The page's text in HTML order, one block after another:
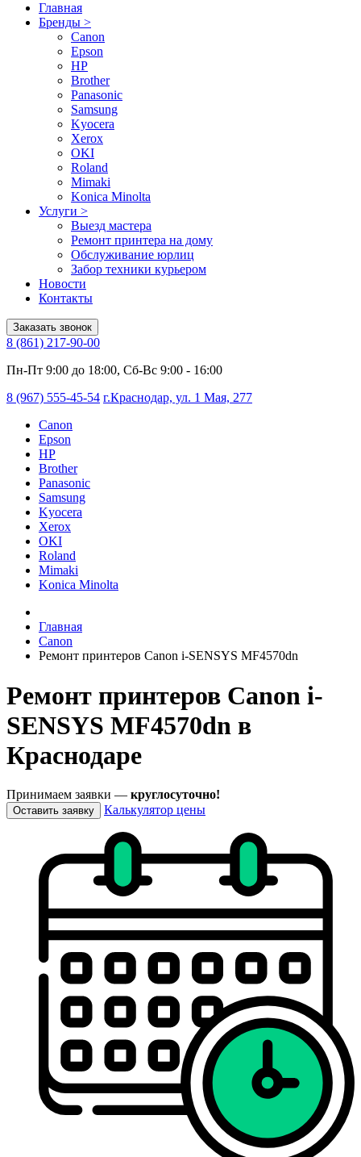
Главная
Бренды >
Canon
Epson
HP
Brother
Panasonic
Samsung
Kyocera
Xerox
OKI
Roland
Mimaki
Konica Minolta
Услуги >
Выезд мастера
Ремонт принтера на дому
Обслуживание юрлиц
Забор техники курьером
Новости
Контакты
Заказать звонок
8 (861) 217-90-00
Пн-Пт 9:00 до 18:00, Сб-Вс 9:00 - 16:00
8 (967) 555-45-54 г.Краснодар, ул. 1 Мая, 277
Canon
Epson
HP
Brother
Panasonic
Samsung
Kyocera
Xerox
OKI
Roland
Mimaki
Konica Minolta
Главная
Canon
Ремонт принтеров Canon i-SENSYS MF4570dn
Ремонт принтеров Canon i-
SENSYS MF4570dn в
Краснодаре
Принимаем заявки — круглосуточно!
Оставить заявку Калькулятор цены